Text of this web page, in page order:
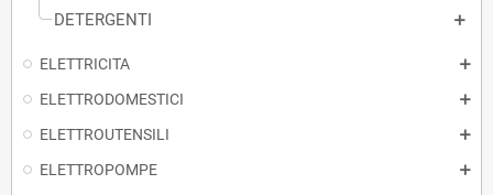
DETERGENTI
ELETTRICITA
ELETTRODOMESTICI
ELETTROUTENSILI
ELETTROPOMPE